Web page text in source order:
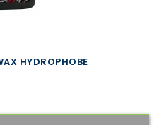
HYDROPHOBE